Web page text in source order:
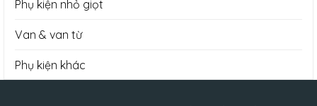
Phụ kiện nhỏ giọt
Van & van từ
Phụ kiện khác